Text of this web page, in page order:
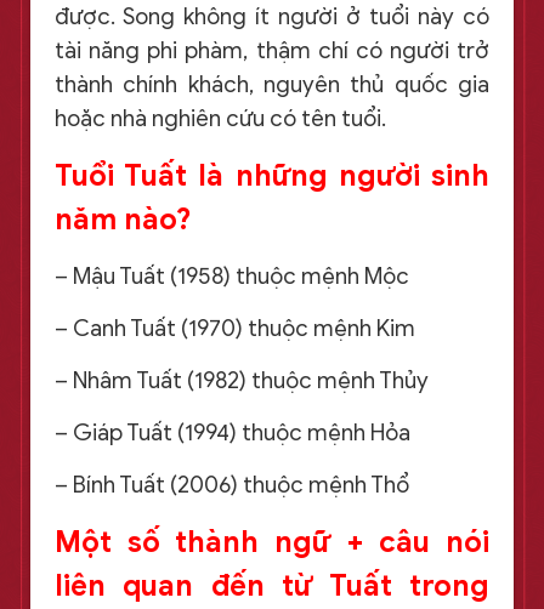
được. Song không ít người ở tuổi này có
tài năng phi phàm, thậm chí có người trở
thành chính khách, nguyên thủ quốc gia
hoặc nhà nghiên cứu có tên tuổi.
Tuổi Tuất là những người sinh
năm nào?
– Mậu Tuất (1958) thuộc mệnh Mộc
– Canh Tuất (1970) thuộc mệnh Kim
– Nhâm Tuất (1982) thuộc mệnh Thủy
– Giáp Tuất (1994) thuộc mệnh Hỏa
– Bính Tuất (2006) thuộc mệnh Thổ
Một số thành ngữ + câu nói
liên quan đến từ Tuất trong